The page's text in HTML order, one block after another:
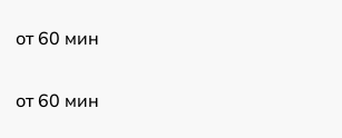
от 60 мин
от 60 мин